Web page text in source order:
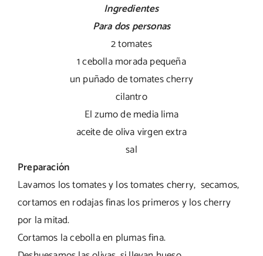
Ingredientes
Para dos personas
2 tomates
1 cebolla morada pequeña
un puñado de tomates cherry
cilantro
El zumo de media lima
aceite de oliva virgen extra
sal
Preparación
Lavamos los tomates y los tomates cherry, secamos,
cortamos en rodajas finas los primeros y los cherry
por la mitad.
Cortamos la cebolla en plumas fina.